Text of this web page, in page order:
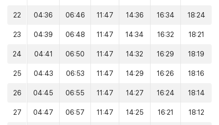
22 04:36 06:46 11:47 14:36 16:34 18:24
23 04:39 06:48 11:47 14:34 16:32 18:21
24 04:41 06:50 11:47 14:32 16:29 18:19
25 04:43 06:53 11:47 14:29 16:26 18:16
26 04:45 06:55 11:47 14:27 16:24 18:14
27 04:47 06:57 11:47 14:25 16:21 18:12